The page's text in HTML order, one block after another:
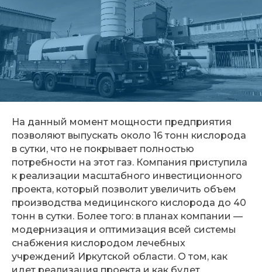
На данный момент мощности предприятия
позволяют выпускать около 16 тонн кислорода
в сутки, что не покрывает полностью
потребности на этот газ. Компания приступила
к реализации масштабного инвестиционного
проекта, который позволит увеличить объем
производства медицинского кислорода до 40
тонн в сутки. Более того: в планах компании —
модернизация и оптимизация всей системы
снабжения кислородом лечебных
учреждений Иркутской области. О том, как